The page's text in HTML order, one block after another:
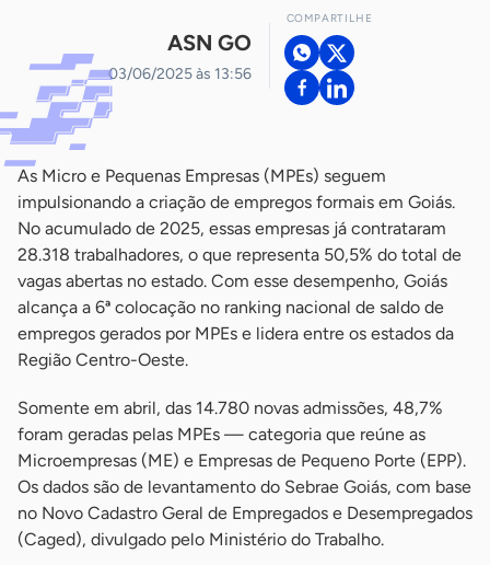
ASN GO
03/06/2025 às 13:56
COMPARTILHE
As Micro e Pequenas Empresas (MPEs) seguem
impulsionando a criação de empregos formais em Goiás.
No acumulado de 2025, essas empresas já contrataram
28.318 trabalhadores, o que representa 50,5% do total de
vagas abertas no estado. Com esse desempenho, Goiás
alcança a 6ª colocação no ranking nacional de saldo de
empregos gerados por MPEs e lidera entre os estados da
Região Centro-Oeste.
Somente em abril, das 14.780 novas admissões, 48,7%
foram geradas pelas MPEs — categoria que reúne as
Microempresas (ME) e Empresas de Pequeno Porte (EPP).
Os dados são de levantamento do Sebrae Goiás, com base
no Novo Cadastro Geral de Empregados e Desempregados
(Caged), divulgado pelo Ministério do Trabalho.